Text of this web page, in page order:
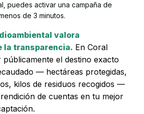
puedes activar una campaña de
de 3 minutos.
valora
la transparencia. En Coral
públicamente el destino exacto
— hectáreas protegidas,
kilos de residuos recogidos —
de cuentas en tu mejor